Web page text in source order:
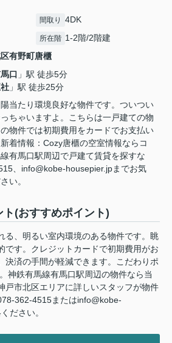
間取り 4DK
所在階 1-2階/2階建
有野町唐櫃
口 」駅 徒歩5分
」駅 徒歩25分
当たり環境良好な物件です。ついつい
ちゃいますよ。こちらは一戸建ての物
物件では初期費用をカードでお支払い
着情報：Cozy唐櫃の空室情報ならコ
有馬口駅周辺で戸建て賃貸を探すな
、info@kobe-housepier.jpまでお気
い。
(おすすめポイント)
る、明るい室内環境のある物件です。眺
です。クレジットカードで初期費用がお
決済の手間が軽減できます。こだわりポ
神鉄有馬線有馬口駅周辺の物件なら当
戸市北区エリアに詳しいスタッフが物件
362-4515またはinfo@kobe-
ださい。